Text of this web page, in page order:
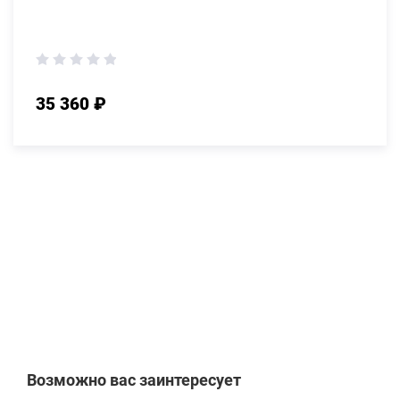
35 360 ₽
Возможно вас заинтересует